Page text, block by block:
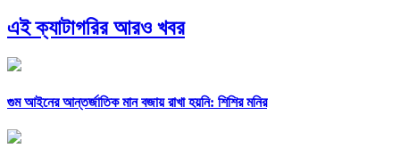
এই ক্যাটাগরির আরও খবর
গুম আইনের আন্তর্জাতিক মান বজায় রাখা হয়নি: শিশির মনির